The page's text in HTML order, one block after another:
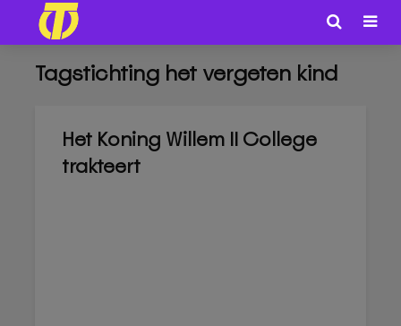
Tagstichting het vergeten kind
Het Koning Willem II College
trakteert